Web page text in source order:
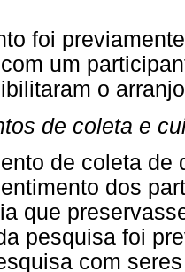
foi
um
o
de coleta e
de coleta de
dos
que
pesquisa foi
com